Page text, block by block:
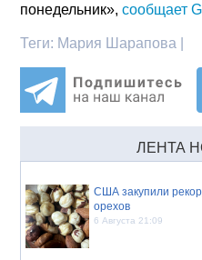
понедельник»,сообщает
Теги: Мария Шарапова |
ЛЕНТА
США закупили
орехов
6 Августа 21:09